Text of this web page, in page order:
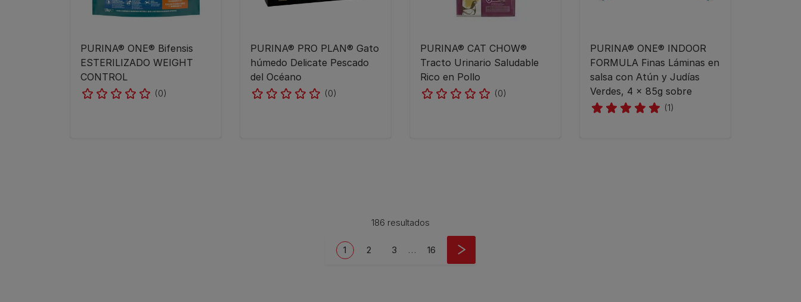
PURINA® ONE® Bifensis
ESTERILIZADO WEIGHT
CONTROL
(0)
PURINA® PRO PLAN® Gato
húmedo Delicate Pescado
del Océano
(0)
PURINA® CAT CHOW®​
Tracto Urinario Saludable
Rico en Pollo
(0)
PURINA® ONE® INDOOR
FORMULA Finas Láminas en
salsa con Atún y Judías
Verdes, 4 x 85g sobre
(1)
186 resultados
Current page
1 Page
2 Page
3 … Last page
16